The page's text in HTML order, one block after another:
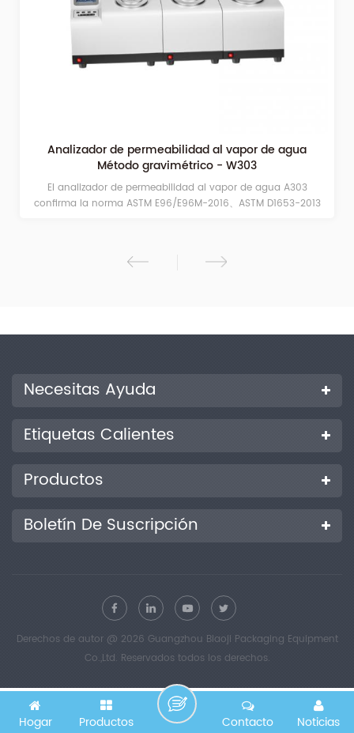
Analizador de permeabilidad al vapor de agua
Método gravimétrico - W303
El analizador de permeabilidad al vapor de agua A303
confirma la norma ASTM E96/E96M-2016、ASTM D1653-2013
Necesitas Ayuda
Etiquetas Calientes
Productos
Boletín De Suscripción
Derechos de autor @ 2026 Guangzhou Biaoji Packaging Equipment
Co.,Ltd. Reservados todos los derechos.
Hogar Productos Noticias
Contacto